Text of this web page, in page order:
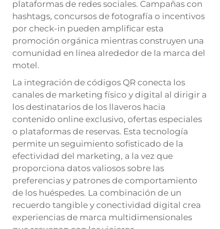
plataformas de redes sociales. Campañas con
hashtags, concursos de fotografía o incentivos
por check-in pueden amplificar esta
promoción orgánica mientras construyen una
comunidad en línea alrededor de la marca del
motel.
La integración de códigos QR conecta los
canales de marketing físico y digital al dirigir a
los destinatarios de los llaveros hacia
contenido online exclusivo, ofertas especiales
o plataformas de reservas. Esta tecnología
permite un seguimiento sofisticado de la
efectividad del marketing, a la vez que
proporciona datos valiosos sobre las
preferencias y patrones de comportamiento
de los huéspedes. La combinación de un
recuerdo tangible y conectividad digital crea
experiencias de marca multidimensionales